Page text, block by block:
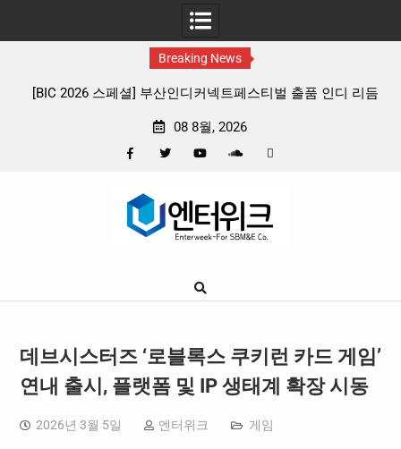
Breaking News
품 인디 리듬
판타지 케이팝 애니메이션 ‘고스트밴드’ 8월 26일(
08 8월, 2026
Google
데브시스터즈 ‘로블록스 쿠키런 카드 게임’
연내 출시, 플랫폼 및 IP 생태계 확장 시동
2026년 3월 5일 엔터위크 게임